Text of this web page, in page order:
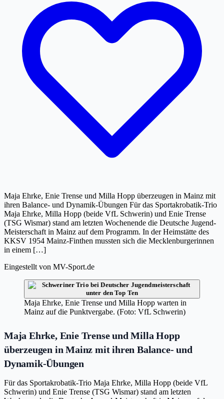
Maja Ehrke, Enie Trense und Milla Hopp überzeugen in Mainz mit
ihren Balance- und Dynamik-Übungen Für das Sportakrobatik-Trio
Maja Ehrke, Milla Hopp (beide VfL Schwerin) und Enie Trense
(TSG Wismar) stand am letzten Wochenende die Deutsche Jugend-
Meisterschaft in Mainz auf dem Programm. In der Heimstätte des
KKSV 1954 Mainz-Finthen mussten sich die Mecklenburgerinnen
in einem […]
Eingestellt von MV-Sport.de
Maja Ehrke, Enie Trense und Milla Hopp warten in
Mainz auf die Punktvergabe. (Foto: VfL Schwerin)
Maja Ehrke, Enie Trense und Milla Hopp
überzeugen in Mainz mit ihren Balance- und
Dynamik-Übungen
Für das Sportakrobatik-Trio Maja Ehrke, Milla Hopp (beide VfL
Schwerin) und Enie Trense (TSG Wismar) stand am letzten